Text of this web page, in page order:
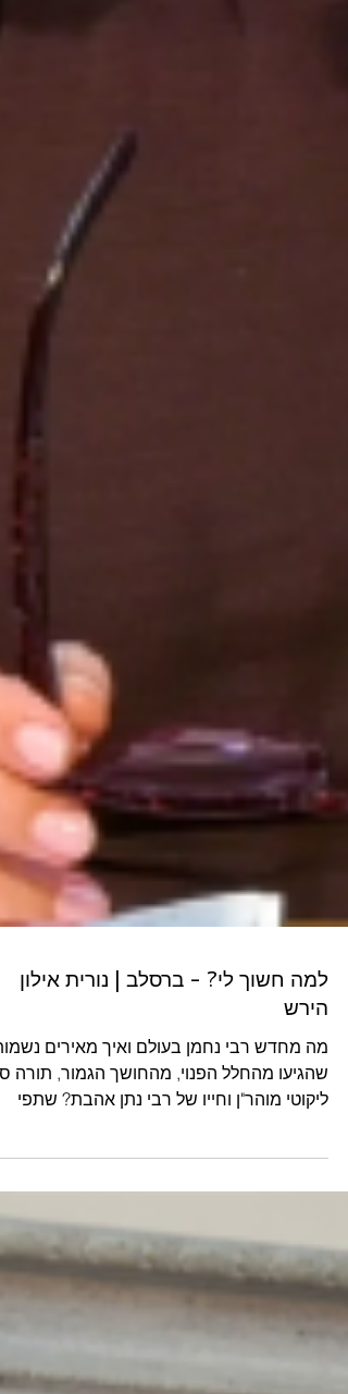
למה חשוך לי? - ברסלב | נורית אילון
הירש
מה מחדש רבי נחמן בעולם ואיך מאירים
שהגיעו מהחלל הפנוי, מהחושך הגמור, תורה